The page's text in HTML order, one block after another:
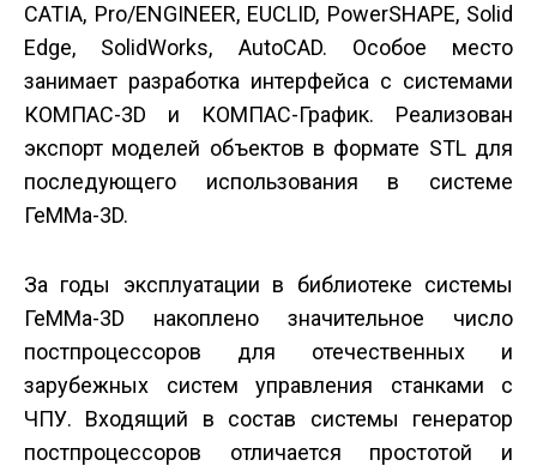
CATIA, Pro/ENGINEER, EUCLID, PowerSHAPE, Solid
Edge, SolidWorks, AutoCAD. Особое место
занимает разработка интерфейса с системами
КОМПАС-3D и КОМПАС-График. Реализован
экспорт моделей объектов в формате STL для
последующего использования в системе
ГеММа-3D.
За годы эксплуатации в библиотеке системы
ГеММа-3D накоплено значительное число
постпроцессоров для отечественных и
зарубежных систем управления станками с
ЧПУ. Входящий в состав системы генератор
постпроцессоров отличается простотой и